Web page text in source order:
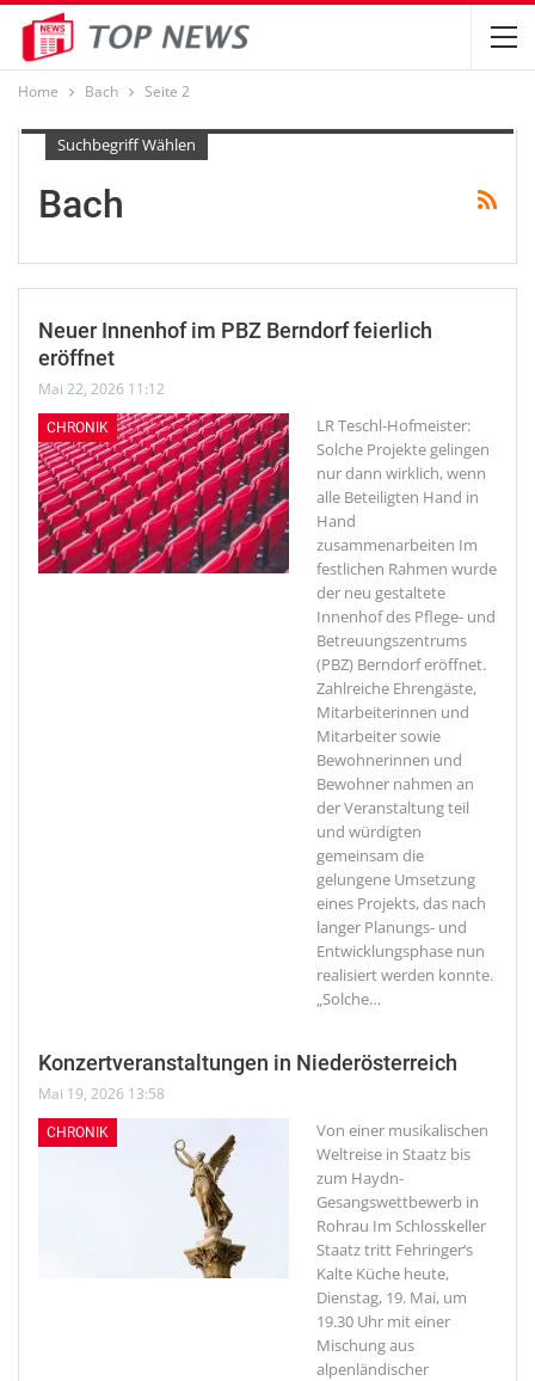
Home Bach Seite 2
Suchbegriff Wählen
Bach
Neuer Innenhof im PBZ Berndorf feierlich
eröffnet
Mai 22, 2026 11:12
CHRONIK
LR Teschl-Hofmeister:
Solche Projekte gelingen
nur dann wirklich, wenn
alle Beteiligten Hand in
Hand
zusammenarbeiten Im
festlichen Rahmen wurde
der neu gestaltete
Innenhof des Pflege- und
Betreuungszentrums
(PBZ) Berndorf eröffnet.
Zahlreiche Ehrengäste,
Mitarbeiterinnen und
Mitarbeiter sowie
Bewohnerinnen und
Bewohner nahmen an
der Veranstaltung teil
und würdigten
gemeinsam die
gelungene Umsetzung
eines Projekts, das nach
langer Planungs- und
Entwicklungsphase nun
realisiert werden konnte.
„Solche…
Konzertveranstaltungen in Niederösterreich
Mai 19, 2026 13:58
CHRONIK
Von einer musikalischen
Weltreise in Staatz bis
zum Haydn-
Gesangswettbewerb in
Rohrau Im Schlosskeller
Staatz tritt Fehringer‘s
Kalte Küche heute,
Dienstag, 19. Mai, um
19.30 Uhr mit einer
Mischung aus
alpenländischer